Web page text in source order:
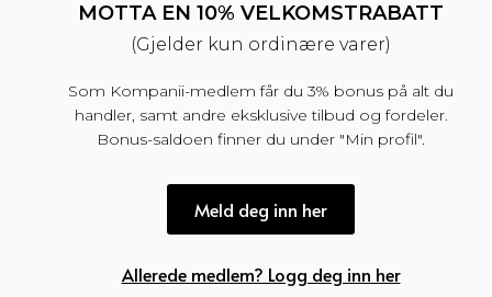
MOTTA EN 10% VELKOMSTRABATT
(Gjelder kun ordinære varer)
Som Kompanii-medlem får du 3% bonus på alt du
handler, samt andre eksklusive tilbud og fordeler.
Bonus-saldoen finner du under "Min profil".
Meld deg inn her
Allerede medlem? Logg deg inn her